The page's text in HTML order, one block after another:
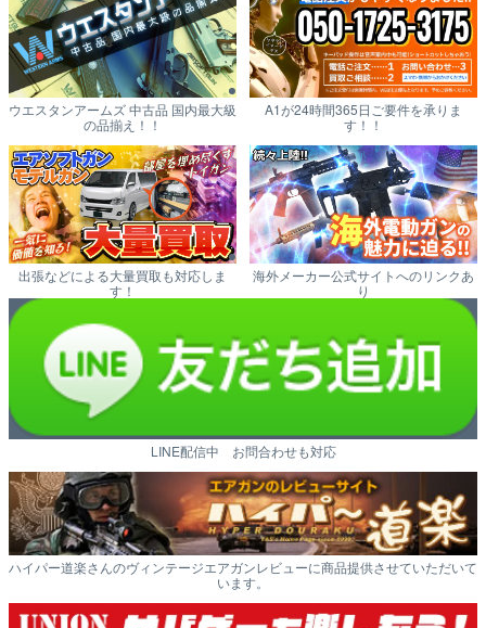
ウエスタンアームズ 中古品 国内最大級
の品揃え！！
A1が24時間365日ご要件を承りま
す！！
出張などによる大量買取も対応しま
す！
海外メーカー公式サイトへのリンクあ
り
LINE配信中 お問合わせも対応
ハイパー道楽さんのヴィンテージエアガンレビューに商品提供させていただいて
います。